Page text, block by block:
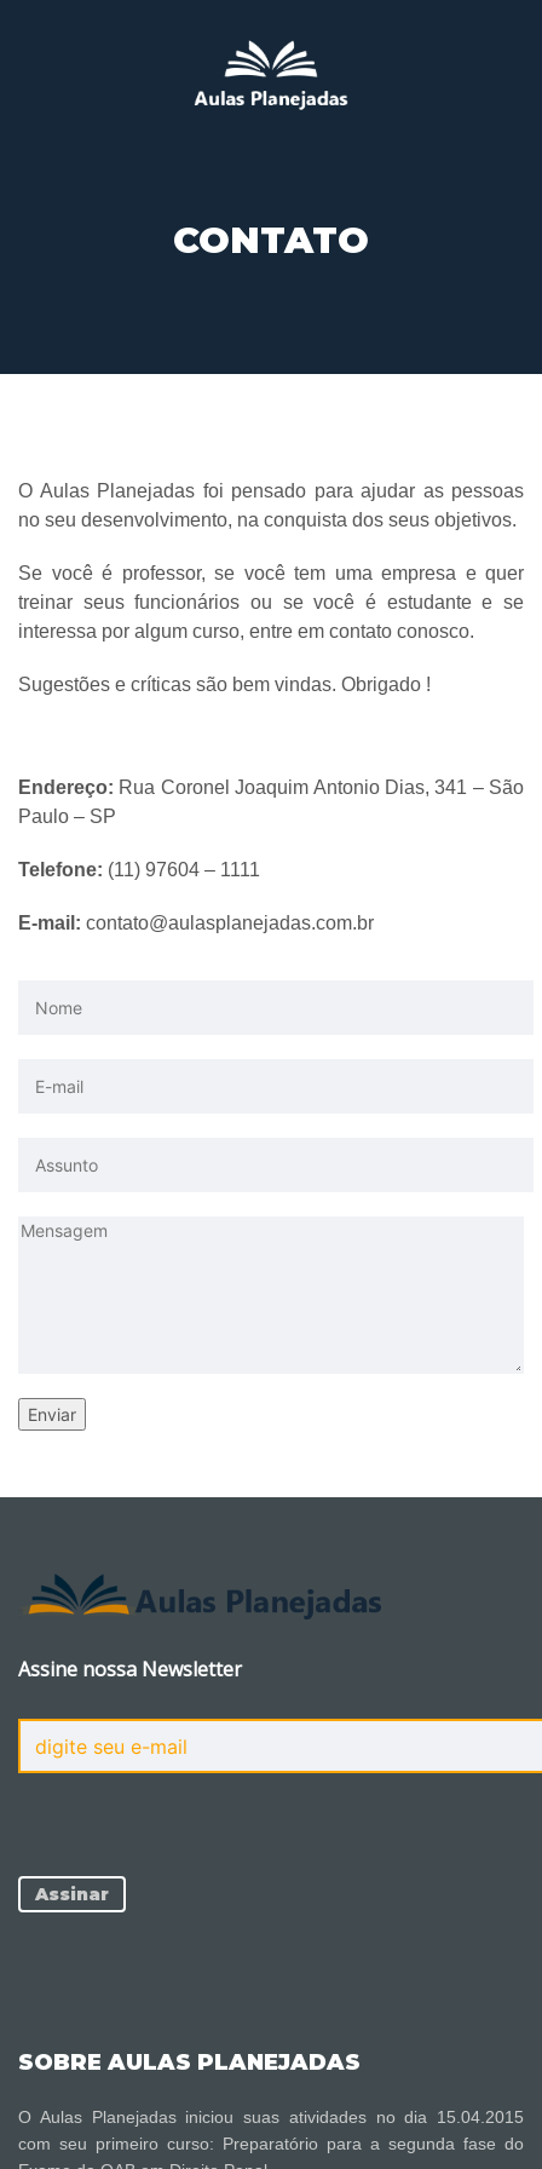
CONTATO
O Aulas Planejadas foi pensado para ajudar as pessoas
no seu desenvolvimento, na conquista dos seus objetivos.
Se você é professor, se você tem uma empresa e quer
treinar seus funcionários ou se você é estudante e se
interessa por algum curso, entre em contato conosco.
Sugestões e críticas são bem vindas. Obrigado !
Endereço: Rua Coronel Joaquim Antonio Dias, 341 – São
Paulo – SP
Telefone: (11) 97604 – 1111
E-mail: contato@aulasplanejadas.com.br
Assine nossa Newsletter
SOBRE AULAS PLANEJADAS
O Aulas Planejadas iniciou suas atividades no dia 15.04.2015
com seu primeiro curso: Preparatório para a segunda fase do